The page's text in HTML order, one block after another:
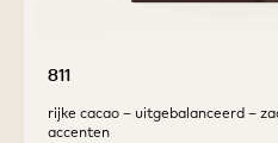
811
rijke cacao – uitgebalanceerd –
accenten